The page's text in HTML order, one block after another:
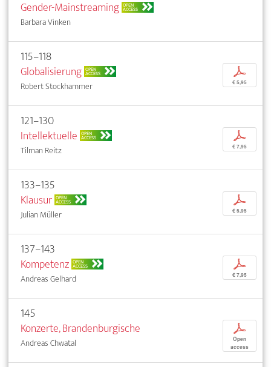
Gender-Mainstreaming OPEN
ACCESS
Barbara Vinken
115–118
Globalisierung OPEN
ACCESS
Robert Stockhammer
p
€ 5,95
121–130
Intellektuelle OPEN
ACCESS
Tilman Reitz
p
€ 7,95
133–135
Klausur OPEN
ACCESS
Julian Müller
p
€ 5,95
137–143
Kompetenz OPEN
ACCESS
Andreas Gelhard
p
€ 7,95
145
Konzerte, Brandenburgische
Andreas Chwatal
p
Open
access